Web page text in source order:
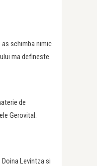
as schimba nimic
ma defineste.
de
Gerovital.
Levintza si